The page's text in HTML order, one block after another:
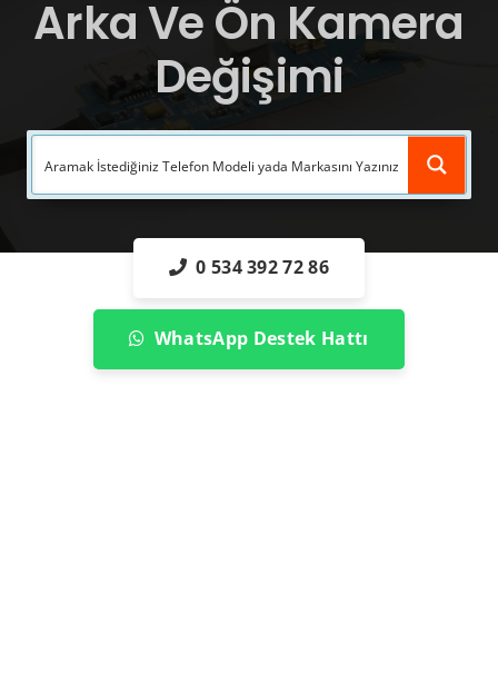
Arka Ve Ön Kamera
Değişimi
0 534 392 72 86
WhatsApp Destek Hattı